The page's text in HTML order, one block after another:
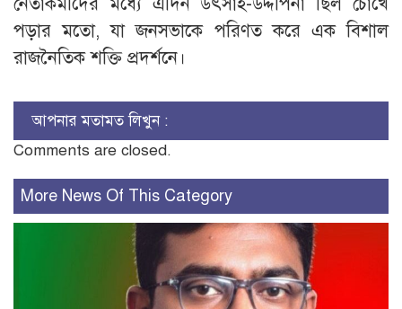
পড়ার মতো, যা জনসভাকে পরিণত করে এক বিশাল
রাজনৈতিক শক্তি প্রদর্শনে।
আপনার মতামত লিখুন :
Comments are closed.
More News Of This Category